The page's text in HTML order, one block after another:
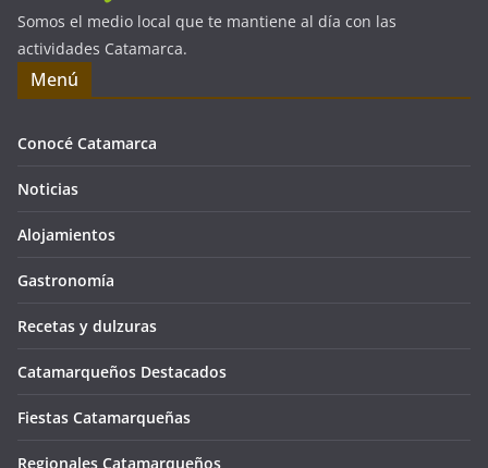
Somos el medio local que te mantiene al día con las
actividades Catamarca.
Menú
Conocé Catamarca
Noticias
Alojamientos
Gastronomía
Recetas y dulzuras
Catamarqueños Destacados
Fiestas Catamarqueñas
Regionales Catamarqueños